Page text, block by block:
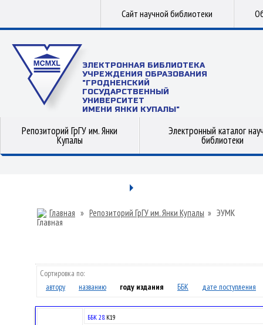
Сайт научной библиотеки
ЭЛЕКТРОННАЯ БИБЛИОТЕКА
УЧРЕЖДЕНИЯ ОБРАЗОВАНИЯ
"ГРОДНЕНСКИЙ
ГОСУДАРСТВЕННЫЙ
УНИВЕРСИТЕТ
ИМЕНИ ЯНКИ КУПАЛЫ"
Репозиторий ГрГУ им. Янки
Купалы
Электронный каталог
библиотеки
Главная » Репозиторий ГрГУ им. Янки Купалы » ЭУМК
Сортировка по:
автору
названию году издания ББК дате поступления
ББК 28.К19